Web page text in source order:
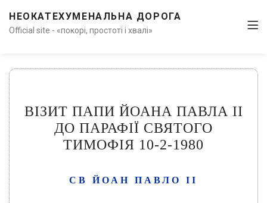
НЕОКАТЕХУМЕНАЛЬНА ДОРОГА
Official site - «покорі, простоті і хвалі»
ВІЗИТ ПАПИ ЙОАНА ПАВЛА ІІ
ДО ПАРАФІЇ СВЯТОГО
ТИМОФІЯ 10-2-1980
СВ ЙОАН ПАВЛО ІІ